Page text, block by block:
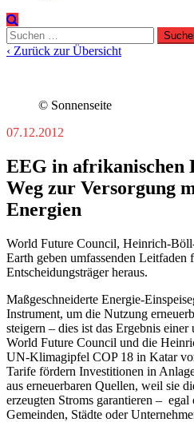
Suchen
nach:
‹ Zurück zur Übersicht
© Sonnenseite
07.12.2012
EEG in afrikanischen
Weg zur Versorgung
Energien
World Future Council, Heinrich-
Earth geben umfassenden Leitfaden
Entscheidungsträger heraus.
Maßgeschneiderte Energie-
Instrument, um die Nutzung
steigern – dies ist das Ergebnis einer
World Future Council und die
UN-Klimagipfel COP 18 in Katar
Tarife fördern Investitionen in
aus erneuerbaren Quellen, weil sie
erzeugten Stroms garantieren – egal
Gemeinden, Städte oder